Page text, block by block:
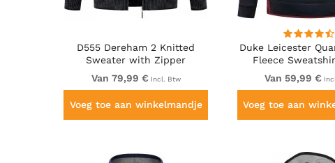
D555 Dereham 2 Knitted
Sweater with Zipper
Charcoal Marl
Van 79,99 € Incl. Btw
Voeg toe aan winkelmandje
Duke Leicester
Fleece
Van 59,99 €
Voeg toe aan